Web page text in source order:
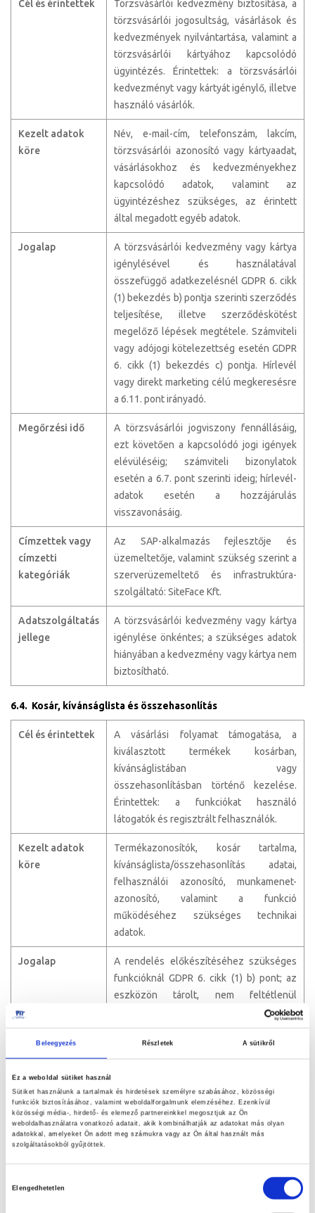
Beleegyezés Részletek A sütikről
Ez a weboldal sütiket használ
Sütiket használunk a tartalmak és hirdetések személyre szabásához, közösségi
funkciók biztosításához, valamint weboldalforgalmunk elemzéséhez. Ezenkívül
közösségi média-, hirdető- és elemező partnereinkkel megosztjuk az Ön
weboldalhasználatra vonatkozó adatait, akik kombinálhatják az adatokat más olyan
adatokkal, amelyeket Ön adott meg számukra vagy az Ön által használt más
szolgáltatásokból gyűjtöttek.
Elengedhetetlen
Cél és érintettek
Törzsvásárlói kedvezmény biztosítása, a
törzsvásárlói jogosultság, vásárlások és
kedvezmények nyilvántartása, valamint a
törzsvásárlói kártyához kapcsolódó
ügyintézés. Érintettek: a törzsvásárlói
kedvezményt vagy kártyát igénylő, illetve
használó vásárlók.
Kezelt adatok
köre
Név, e-mail-cím, telefonszám, lakcím,
törzsvásárlói azonosító vagy kártyaadat,
vásárlásokhoz és kedvezményekhez
kapcsolódó adatok, valamint az
ügyintézéshez szükséges, az érintett
által megadott egyéb adatok.
Jogalap
A törzsvásárlói kedvezmény vagy kártya
igénylésével és használatával
összefüggő adatkezelésnél GDPR 6. cikk
(1) bekezdés b) pontja szerinti szerződés
teljesítése, illetve szerződéskötést
megelőző lépések megtétele. Számviteli
vagy adójogi kötelezettség esetén GDPR
6. cikk (1) bekezdés c) pontja. Hírlevél
vagy direkt marketing célú megkeresésre
a 6.11. pont irányadó.
Megőrzési idő
A törzsvásárlói jogviszony fennállásáig,
ezt követően a kapcsolódó jogi igények
elévüléséig; számviteli bizonylatok
esetén a 6.7. pont szerinti ideig; hírlevél-
adatok esetén a hozzájárulás
visszavonásáig.
Címzettek vagy
címzetti
kategóriák
Az SAP-alkalmazás fejlesztője és
üzemeltetője, valamint szükség szerint a
szerverüzemeltető és infrastruktúra-
szolgáltató: SiteFace Kft.
Adatszolgáltatás
jellege
A törzsvásárlói kedvezmény vagy kártya
igénylése önkéntes; a szükséges adatok
hiányában a kedvezmény vagy kártya nem
biztosítható.
6.4. Kosár, kívánságlista és összehasonlítás
Cél és érintettek
A vásárlási folyamat támogatása, a
kiválasztott termékek kosárban,
kívánságlistában vagy
összehasonlításban történő kezelése.
Érintettek: a funkciókat használó
látogatók és regisztrált felhasználók.
Kezelt adatok
köre
Termékazonosítók, kosár tartalma,
kívánságlista/összehasonlítás adatai,
felhasználói azonosító, munkamenet-
azonosító, valamint a funkció
működéséhez szükséges technikai
adatok.
Jogalap
A rendelés előkészítéséhez szükséges
funkcióknál GDPR 6. cikk (1) b) pont; az
eszközön tárolt, nem feltétlenül
szükséges online azonosítóknál az
érintett hozzájárulása.
Megőrzési idő
A funkció biztosításához szükséges ideig.
adatkezelési cél megszűnik, vagy az
érintett a kapcsolódó tartalmat törli.
Címzettek vagy
Szerverüzemeltető és infrastruktúra-
A kosár használata az online rendelés